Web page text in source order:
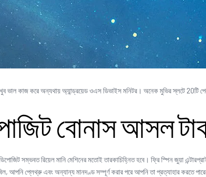
ভাল কাজ করে অন্যথায় অ্যান্ড্রয়েড ওএস ডিভাইস মনিটর। অনেক মুভির স্লটে 20টি
বোনাস আসল
সম্ভবত রিয়েল মানি মেশিনের মতোই তারকাচিহ্নিত হবে। ফ্রি স্পিন জুয়া
আপনি প্লেথ্রু এবং অন্যান্য মানদণ্ড সম্পূর্ণ করার পরে আপনি তা প্রত্যাহার করতে